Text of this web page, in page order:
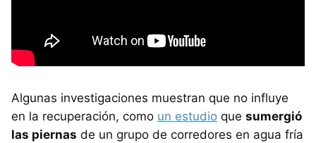
Algunas investigaciones muestran que no influye
en la recuperación, como un estudio que sumergió
las piernas de un grupo de corredores en agua fría